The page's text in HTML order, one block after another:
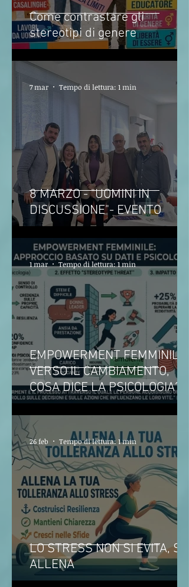
Come contrastare gli
stereotipi di genere
8 MARZO - "UOMINI IN
DISCUSSIONE"- EVENTO
7 mar Tempo di lettura: 1 min
EMPOWERMENT FEMMINILE
VERSO IL CAMBIAMENTO,
COSA DICE LA PSICOLOGIA?
1 mar Tempo di lettura: 1 min
LO STRESS NON SI EVITA, SI
ALLENA
26 feb Tempo di lettura: 1 min